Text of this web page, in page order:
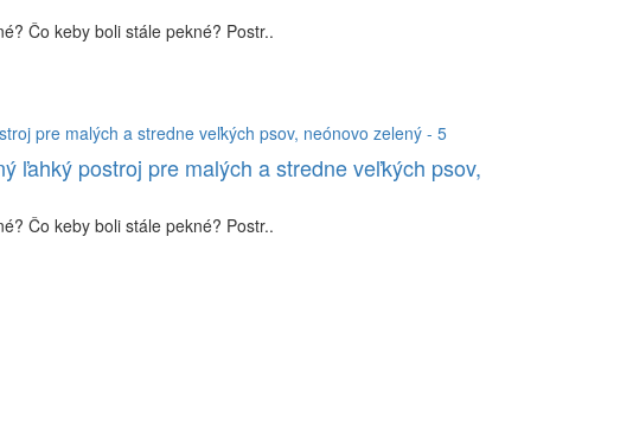
Čo keby boli stále pekné? Postr..
ľahký postroj pre malých a stredne veľkých psov,
Čo keby boli stále pekné? Postr..